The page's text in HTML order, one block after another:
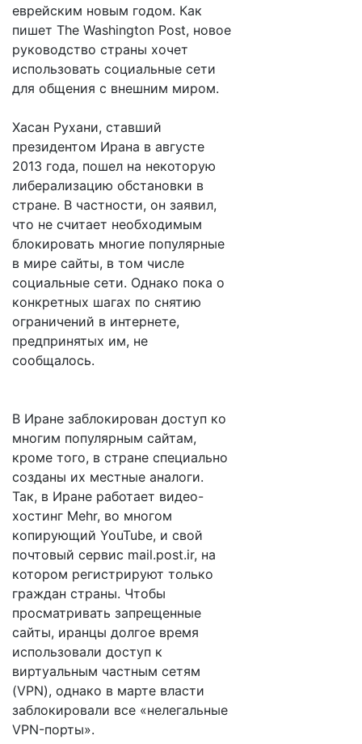
еврейским новым годом. Как
пишет The Washington Post, новое
руководство страны хочет
использовать социальные сети
для общения с внешним миром.
Хасан Рухани, ставший
президентом Ирана в августе
2013 года, пошел на некоторую
либерализацию обстановки в
стране. В частности, он заявил,
что не считает необходимым
блокировать многие популярные
в мире сайты, в том числе
социальные сети. Однако пока о
конкретных шагах по снятию
ограничений в интернете,
предпринятых им, не
сообщалось.
В Иране заблокирован доступ ко
многим популярным сайтам,
кроме того, в стране специально
созданы их местные аналоги.
Так, в Иране работает видео-
хостинг Mehr, во многом
копирующий YouTube, и свой
почтовый сервис mail.post.ir, на
котором регистрируют только
граждан страны. Чтобы
просматривать запрещенные
сайты, иранцы долгое время
использовали доступ к
виртуальным частным сетям
(VPN), однако в марте власти
заблокировали все «нелегальные
VPN-порты».